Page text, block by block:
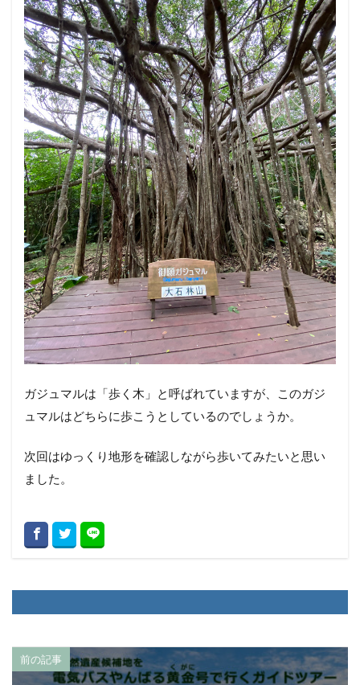
ガジュマルは「歩く木」と呼ばれていますが、このガジ
ュマルはどちらに歩こうとしているのでしょうか。
次回はゆっくり地形を確認しながら歩いてみたいと思い
ました。
前の記事